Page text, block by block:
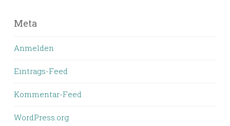
Meta
Anmelden
Eintrags-Feed
Kommentar-Feed
WordPress.org